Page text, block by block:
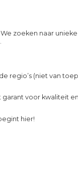
zoeken naar
regio’s (niet van
voor kwaliteit
hier!